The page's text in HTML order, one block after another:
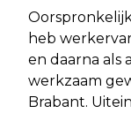
heb
en daarna als
werkzaam
Brabant.